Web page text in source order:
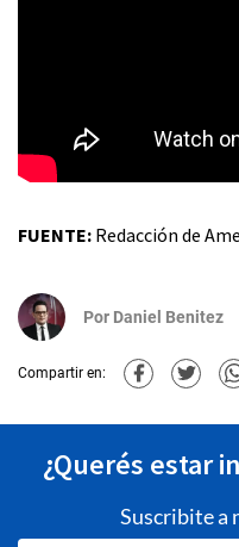
FUENTE: Redacción de
Por Daniel Benitez
Compartir en:
¿Querés estar
Suscribite a